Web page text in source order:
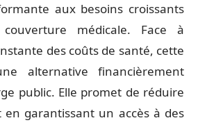
aux besoins croissants
médicale. Face à
des coûts de santé, cette
alternative financièrement
public. Elle promet de réduire
en garantissant un accès à des